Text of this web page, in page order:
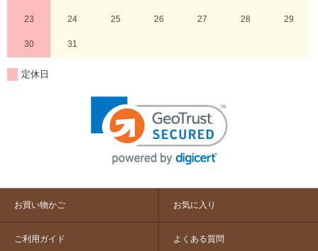
23 24 25 26 27 28 29
30 31
定休日
お買い物かご お気に入り
ご利用ガイド よくある質問